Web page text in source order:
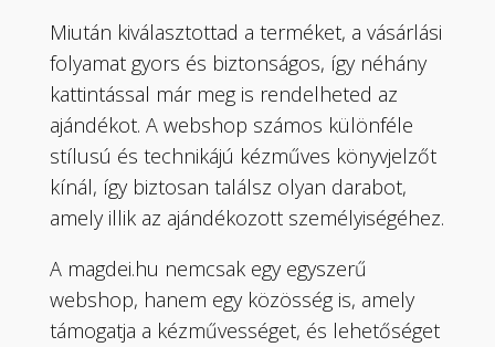
Miután kiválasztottad a terméket, a vásárlási
folyamat gyors és biztonságos, így néhány
kattintással már meg is rendelheted az
ajándékot. A webshop számos különféle
stílusú és technikájú kézműves könyvjelzőt
kínál, így biztosan találsz olyan darabot,
amely illik az ajándékozott személyiségéhez.
A magdei.hu nemcsak egy egyszerű
webshop, hanem egy közösség is, amely
támogatja a kézművességet, és lehetőséget